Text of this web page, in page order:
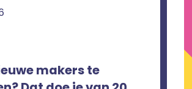
makers te